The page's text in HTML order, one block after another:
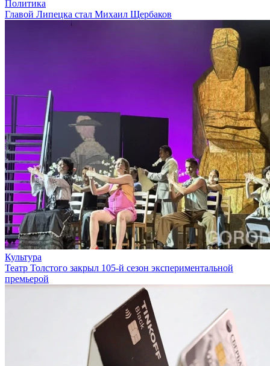
Политика
Главой Липецка стал Михаил Щербаков
Культура
Театр Толстого закрыл 105-й сезон экспериментальной
премьерой